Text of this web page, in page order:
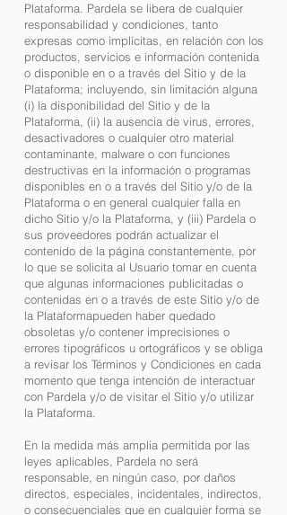
Plataforma. Pardela se libera de cualquier
responsabilidad y condiciones, tanto
expresas como implícitas, en relación con los
productos, servicios e información contenida
o disponible en o a través del Sitio y de la
Plataforma; incluyendo, sin limitación alguna
(i) la disponibilidad del Sitio y de la
Plataforma, (ii) la ausencia de virus, errores,
desactivadores o cualquier otro material
contaminante, malware o con funciones
destructivas en la información o programas
disponibles en o a través del Sitio y/o de la
Plataforma o en general cualquier falla en
dicho Sitio y/o la Plataforma, y (iii) Pardela o
sus proveedores podrán actualizar el
contenido de la página constantemente, por
lo que se solicita al Usuario tomar en cuenta
que algunas informaciones publicitadas o
contenidas en o a través de este Sitio y/o de
la Plataformapueden haber quedado
obsoletas y/o contener imprecisiones o
errores tipográficos u ortográficos y se obliga
a revisar los Términos y Condiciones en cada
momento que tenga intención de interactuar
con Pardela y/o de visitar el Sitio y/o utilizar
la Plataforma.
En la medida más amplia permitida por las
leyes aplicables, Pardela no será
responsable, en ningún caso, por daños
directos, especiales, incidentales, indirectos,
o consecuenciales que en cualquier forma se